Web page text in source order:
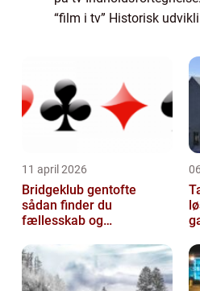
“film i tv” Historisk
11 april 2026
Bridgeklub gentofte
sådan finder du
fællesskab og